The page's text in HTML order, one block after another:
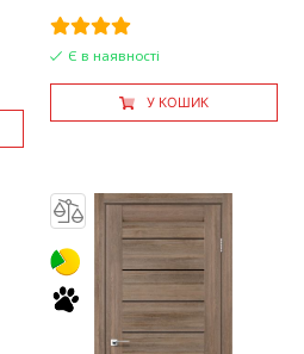
Є в наявності
У КОШИК